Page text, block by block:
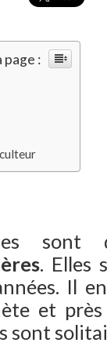
page :
sont
. Elles
Il
et
sont